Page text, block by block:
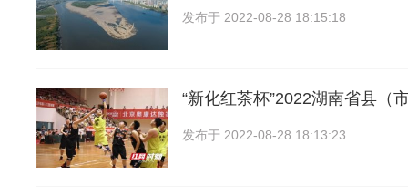
发布于 2022-08-28 18:15:18
“新化红茶杯”2022湖南省县（
发布于 2022-08-28 18:13:23